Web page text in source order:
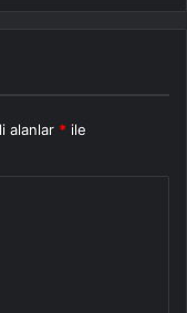
alanlar * ile